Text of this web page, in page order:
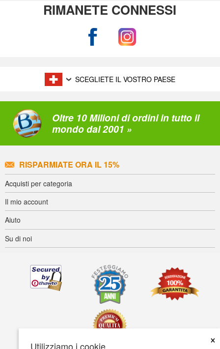
Utilizziamo i cookie
×
RIMANETE CONNESSI
SCEGLIETE IL VOSTRO PAESE
Oltre 10 Milioni di ordini in tutto il
mondo dal 2001 »
RISPARMIATE ORA IL 15%
Acquisti per categoria
Il mio account
Aiuto
Su di noi